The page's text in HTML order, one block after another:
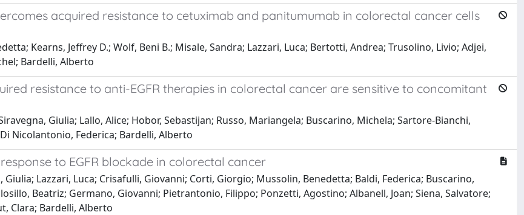
acquired resistance to cetuximab and panitumumab in colorectal cancer cells
Kearns, Jeffrey D.; Wolf, Beni B.; Misale, Sandra; Lazzari, Luca; Bertotti, Andrea; Trusolino, Livio; Adjei,
Bardelli, Alberto
resistance to anti-EGFR therapies in colorectal cancer are sensitive to concomitant
Giulia; Lallo, Alice; Hobor, Sebastijan; Russo, Mariangela; Buscarino, Michela; Sartore-Bianchi,
Nicolantonio, Federica; Bardelli, Alberto
to EGFR blockade in colorectal cancer
Lazzari, Luca; Crisafulli, Giovanni; Corti, Giorgio; Mussolin, Benedetta; Baldi, Federica; Buscarino,
Beatriz; Germano, Giovanni; Pietrantonio, Filippo; Ponzetti, Agostino; Albanell, Joan; Siena, Salvatore;
Clara; Bardelli, Alberto